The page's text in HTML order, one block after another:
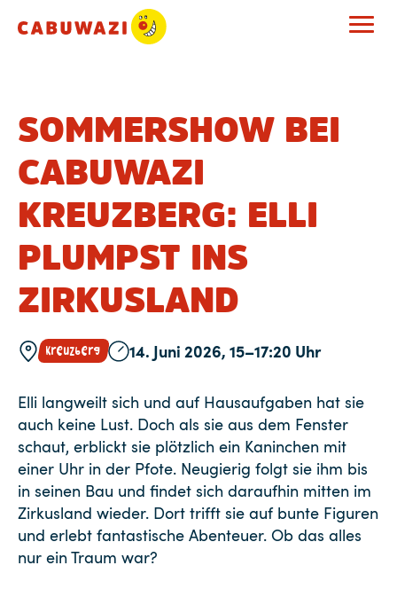
SOMMERSHOW BEI
CABUWAZI
KREUZBERG: ELLI
PLUMPST INS
ZIRKUSLAND
Kreuzberg 14. Juni 2026, 15–17:20 Uhr
Elli langweilt sich und auf Hausaufgaben hat sie
auch keine Lust. Doch als sie aus dem Fenster
schaut, erblickt sie plötzlich ein Kaninchen mit
einer Uhr in der Pfote. Neugierig folgt sie ihm bis
in seinen Bau und findet sich daraufhin mitten im
Zirkusland wieder. Dort trifft sie auf bunte Figuren
und erlebt fantastische Abenteuer. Ob das alles
nur ein Traum war?